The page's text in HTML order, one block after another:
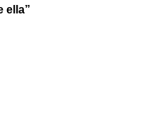
ella”